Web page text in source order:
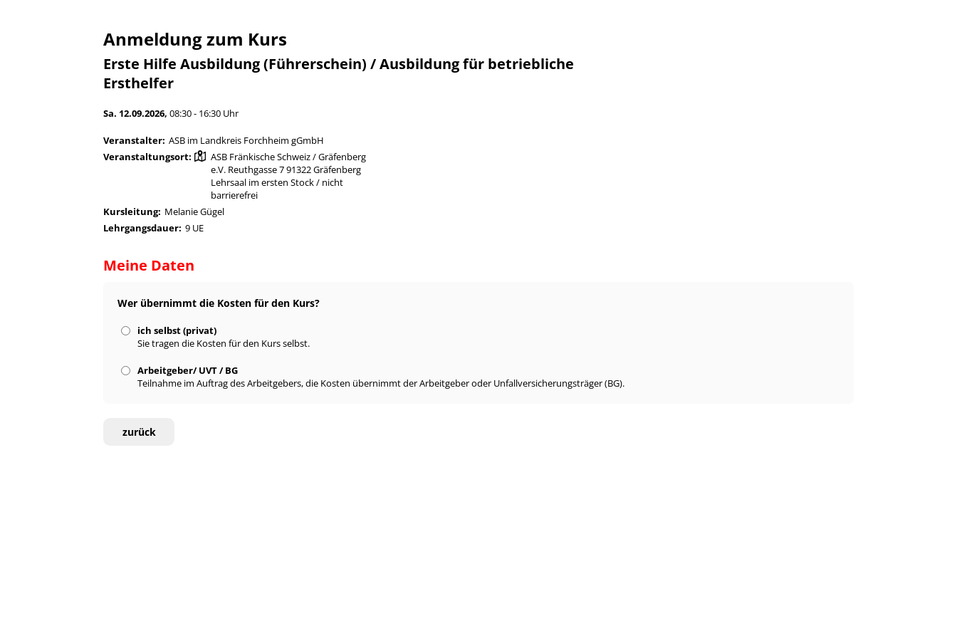
Anmeldung zum Kurs
Erste Hilfe Ausbildung (Führerschein) / Ausbildung für betriebliche
Ersthelfer
Sa. 12.09.2026,08:30 - 16:30 Uhr
Veranstalter: ASB im Landkreis Forchheim gGmbH
Veranstaltungsort:
ASB Fränkische Schweiz / Gräfenberg
e.V. Reuthgasse 7 91322 Gräfenberg
Lehrsaal im ersten Stock / nicht
barrierefrei
Kursleitung: Melanie Gügel
Lehrgangsdauer: 9 UE
Meine Daten
Wer übernimmt die Kosten für den Kurs?
ich selbst (privat)
Sie tragen die Kosten für den Kurs selbst.
Arbeitgeber/ UVT / BG
Teilnahme im Auftrag des Arbeitgebers, die Kosten übernimmt der Arbeitgeber oder Unfallversicherungsträger (BG).
zurück